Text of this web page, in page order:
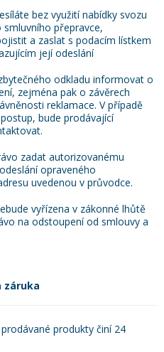
bez využití nabídky svozu
přepravce,
a zaslat s podacím lístkem
její odeslání
odkladu informovat o
zejména pak o závěrech
reklamace. V případě
bude prodávající
zadat autorizovanému
opraveného
uvedenou v průvodce.
vyřízena v zákonné lhůtě
na odstoupení od smlouvy a
záruka
produkty činí 24